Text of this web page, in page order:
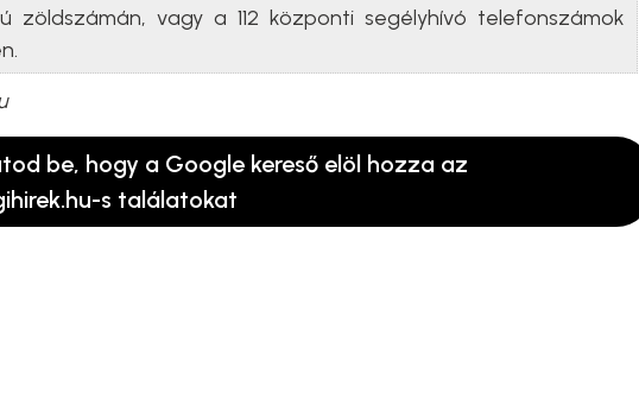
zöldszámán, vagy a 112 központi segélyhívó telefonszámok
be, hogy a Google kereső elöl hozza az
s találatokat